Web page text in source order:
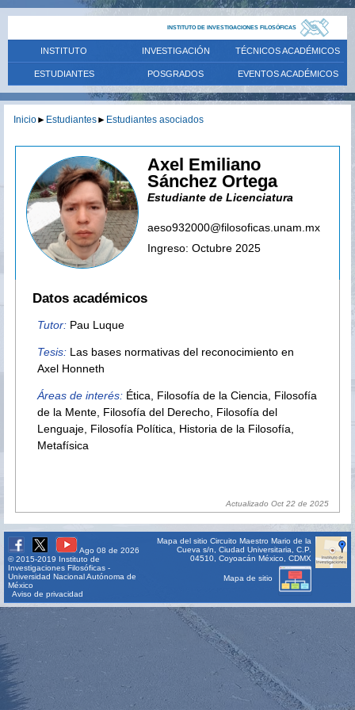
INSTITUTO DE INVESTIGACIONES FILOSÓFICAS
INSTITUTO INVESTIGACIÓN TÉCNICOS ACADÉMICOS
ESTUDIANTES POSGRADOS EVENTOS ACADÉMICOS
Inicio► Estudiantes► Estudiantes asociados
Axel Emiliano
Sánchez Ortega
Estudiante de Licenciatura
aeso932000@filosoficas.unam.mx
Ingreso: Octubre 2025
Datos académicos
Tutor: Pau Luque
Tesis: Las bases normativas del reconocimiento en
Axel Honneth
Áreas de interés: Ética, Filosofía de la Ciencia, Filosofía
de la Mente, Filosofía del Derecho, Filosofía del
Lenguaje, Filosofía Política, Historia de la Filosofía,
Metafísica
Actualizado Oct 22 de 2025
Ago 08 de 2026
© 2015-2019 Instituto de
Investigaciones Filosóficas -
Universidad Nacional Autónoma de
México
Aviso de privacidad
Mapa del sitio Circuito Maestro Mario de la
Cueva s/n, Ciudad Universitaria, C.P.
04510, Coyoacán México, CDMX
Mapa de sitio